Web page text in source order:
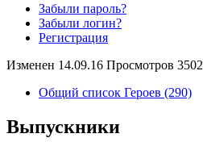
Забыли пароль?
Забыли логин?
Регистрация
Изменен 14.09.16 Просмотров 3502
Общий список Героев (290)
Выпускники